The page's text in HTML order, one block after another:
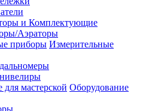
и Комплектующие
Аэраторы
Измерительные
Оборудование